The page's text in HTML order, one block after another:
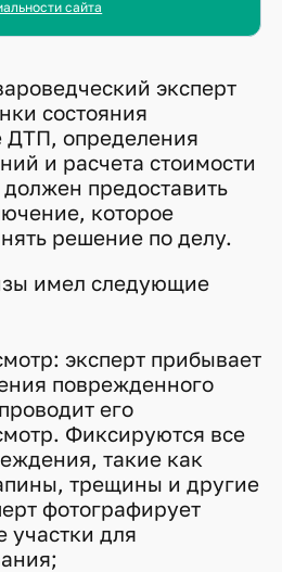
сайта
эксперт
состояния
ДТП, определения
и расчета стоимости
предоставить
которое
решение по делу.
имел следующие
эксперт прибывает
поврежденного
его
Фиксируются все
такие как
трещины и другие
фотографирует
для